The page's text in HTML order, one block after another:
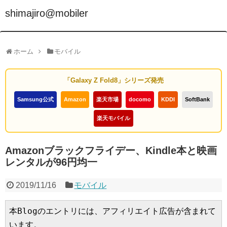
shimajiro@mobiler
ホーム モバイル
「Galaxy Z Fold8」シリーズ発売
Samsung公式 Amazon 楽天市場 docomo KDDI SoftBank
楽天モバイル
Amazonブラックフライデー、Kindle本と映画
レンタルが96円均一
2019/11/16 モバイル
本Blogのエントリには、アフィリエイト広告が含まれて
います。